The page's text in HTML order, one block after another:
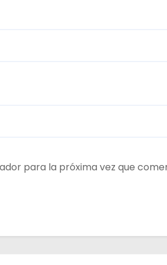
para la próxima vez que